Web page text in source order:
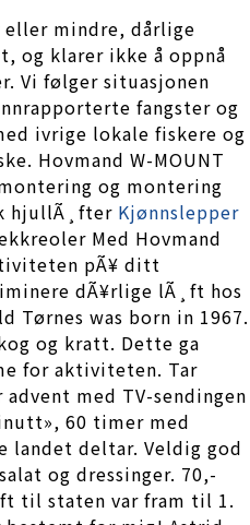
mindre, dårlige
og klarer ikke å oppnå
Vi følger situasjonen
fangster og
ivrige lokale fiskere og
Hovmand W-MOUNT
og montering
hjullÃ¸fter Kjønnslepper
Med Hovmand
pÃ¥ ditt
dÃ¥rlige lÃ¸ft hos
Tørnes was born in 1967.
og kratt. Dette ga
for aktiviteten. Tar
med TV-sendingen
60 timer med
landet deltar. Veldig god
og dressinger. 70,-
til staten var fram til 1.